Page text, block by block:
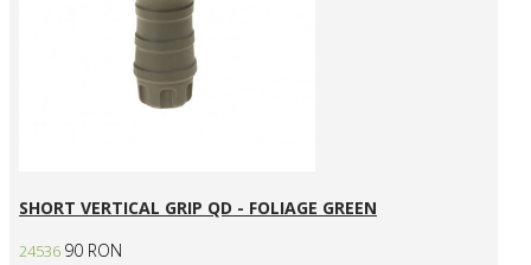
SHORT VERTICAL GRIP QD - FOLIAGE GREEN
24536 90 RON